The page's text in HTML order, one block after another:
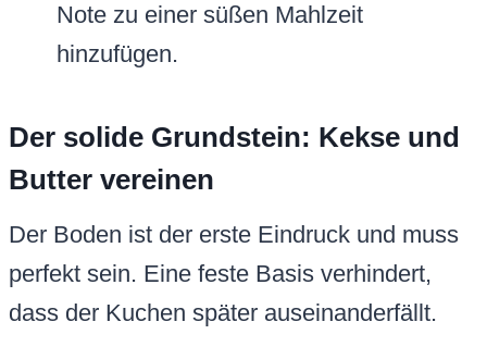
Note zu einer süßen Mahlzeit
hinzufügen.
Der solide Grundstein: Kekse und
Butter vereinen
Der Boden ist der erste Eindruck und muss
perfekt sein. Eine feste Basis verhindert,
dass der Kuchen später auseinanderfällt.